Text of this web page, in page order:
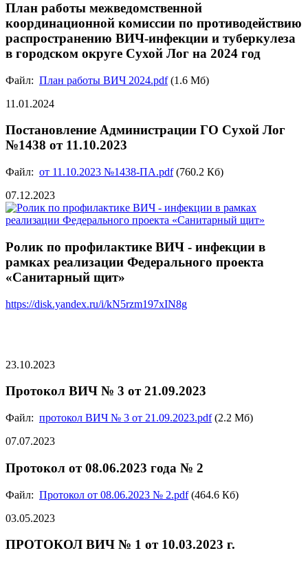
План работы межведомственной
координационной комиссии по противодействию
распространению ВИЧ-инфекции и туберкулеза
в городском округе Сухой Лог на 2024 год
Файл: План работы ВИЧ 2024.pdf(1.6 Мб)
11.01.2024
Постановление Администрации ГО Сухой Лог
№1438 от 11.10.2023
Файл: от 11.10.2023 №1438-ПА.pdf(760.2 Кб)
07.12.2023
Ролик по профилактике ВИЧ - инфекции в
рамках реализации Федерального проекта
«Санитарный щит»
https://disk.yandex.ru/i/kN5rzm197xIN8g
23.10.2023
Протокол ВИЧ № 3 от 21.09.2023
Файл: протокол ВИЧ № 3 от 21.09.2023.pdf(2.2 Мб)
07.07.2023
Протокол от 08.06.2023 года № 2
Файл: Протокол от 08.06.2023 № 2.pdf(464.6 Кб)
03.05.2023
ПРОТОКОЛ ВИЧ № 1 от 10.03.2023 г.